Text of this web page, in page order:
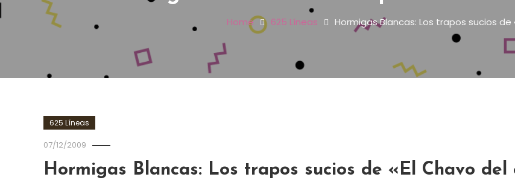
Home 625 Líneas Hormigas Blancas: Los trapos sucios de
625 Líneas
07/12/2009
Hormigas Blancas: Los trapos sucios de «El Chavo del